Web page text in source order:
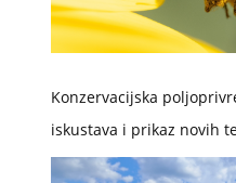
Konzervacijska
iskustava i prikaz novih